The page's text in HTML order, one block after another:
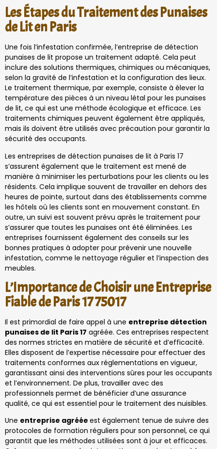
Les Étapes du Traitement des Punaises
de Lit en Paris
Une fois l’infestation confirmée, l’entreprise de détection
punaises de lit propose un traitement adapté. Cela peut
inclure des solutions thermiques, chimiques ou mécaniques,
selon la gravité de l’infestation et la configuration des lieux.
Le traitement thermique, par exemple, consiste à élever la
température des pièces à un niveau létal pour les punaises
de lit, ce qui est une méthode écologique et efficace. Les
traitements chimiques peuvent également être appliqués,
mais ils doivent être utilisés avec précaution pour garantir la
sécurité des occupants.
Les entreprises de détection punaises de lit à Paris 17
s’assurent également que le traitement est mené de
manière à minimiser les perturbations pour les clients ou les
résidents. Cela implique souvent de travailler en dehors des
heures de pointe, surtout dans des établissements comme
les hôtels où les clients sont en mouvement constant. En
outre, un suivi est souvent prévu après le traitement pour
s’assurer que toutes les punaises ont été éliminées. Les
entreprises fournissent également des conseils sur les
bonnes pratiques à adopter pour prévenir une nouvelle
infestation, comme le nettoyage régulier et l’inspection des
meubles.
L’Importance de Choisir une Entreprise
Fiable de Paris 17 75017
Il est primordial de faire appel à une entreprise détection
punaises de lit Paris 17 agréée. Ces entreprises respectent
des normes strictes en matière de sécurité et d’efficacité.
Elles disposent de l’expertise nécessaire pour effectuer des
traitements conformes aux réglementations en vigueur,
garantissant ainsi des interventions sûres pour les occupants
et l’environnement. De plus, travailler avec des
professionnels permet de bénéficier d’une assurance
qualité, ce qui est essentiel pour le traitement des nuisibles.
Une entreprise agréée est également tenue de suivre des
protocoles de formation réguliers pour son personnel, ce qui
garantit que les méthodes utilisées sont à jour et efficaces.